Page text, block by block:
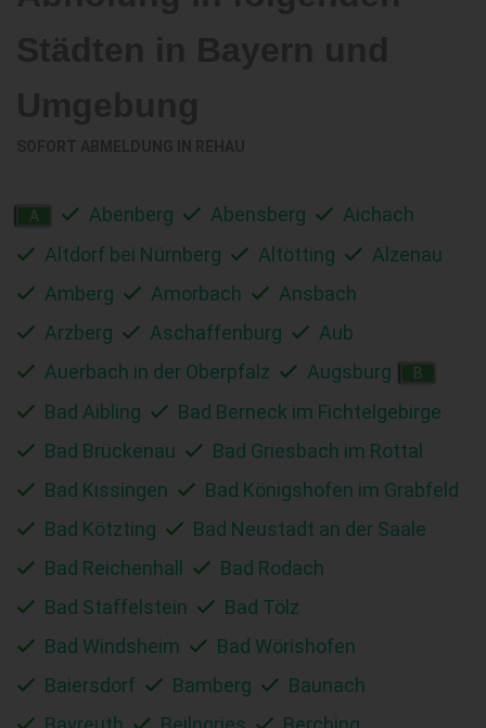
A Abenberg Abensberg
Aichach
Altdorf bei Nürnberg
Altötting
Alzenau
Amberg
Amorbach
Ansbach
Arzberg
Aschaffenburg
Aub
Auerbach in der Oberpfalz
Augsburg B
Bad Aibling
Bad Berneck im Fichtelgebirge
Bad Brückenau
Bad Griesbach im Rottal
Bad Kissingen
Bad Königshofen im Grabfeld
Bad Kötzting
Bad Neustadt an der Saale
Bad Reichenhall
Bad Rodach
Bad Staffelstein
Bad Tölz
Bad Windsheim
Bad Wörishofen
Baiersdorf
Bamberg
Baunach